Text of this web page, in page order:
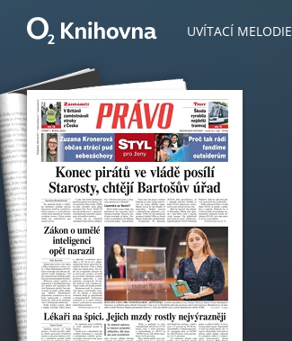
UVÍTACÍ MELODIE